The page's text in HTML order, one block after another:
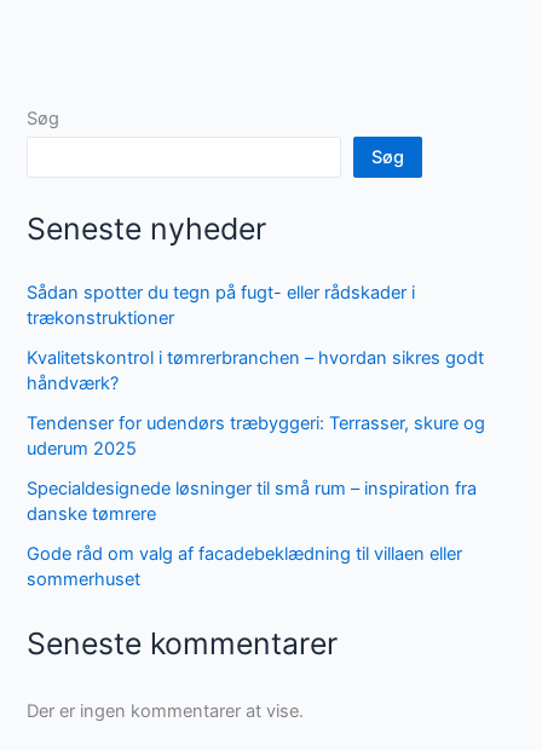
Søg
Søg
Seneste nyheder
Sådan spotter du tegn på fugt- eller rådskader i
trækonstruktioner
Kvalitetskontrol i tømrerbranchen – hvordan sikres godt
håndværk?
Tendenser for udendørs træbyggeri: Terrasser, skure og
uderum 2025
Specialdesignede løsninger til små rum – inspiration fra
danske tømrere
Gode råd om valg af facadebeklædning til villaen eller
sommerhuset
Seneste kommentarer
Der er ingen kommentarer at vise.